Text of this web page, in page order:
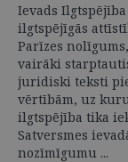
Ievads
ilgtspējīgās
Parīzes
vairāki
juridiski teksti
vērtībām, uz
ilgtspējība tika
Satversmes
nozīmīgumu ...